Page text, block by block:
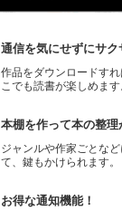
通信を気にせずにサク
作品をダウンロードす
こでも読書が楽しめます
本棚を作って本の整理
ジャンルや作家ごとな
て、鍵もかけられます。
お得な通知機能！